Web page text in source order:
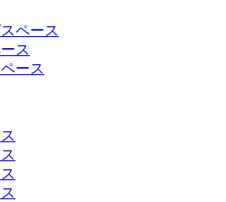
ペース
ス
ース